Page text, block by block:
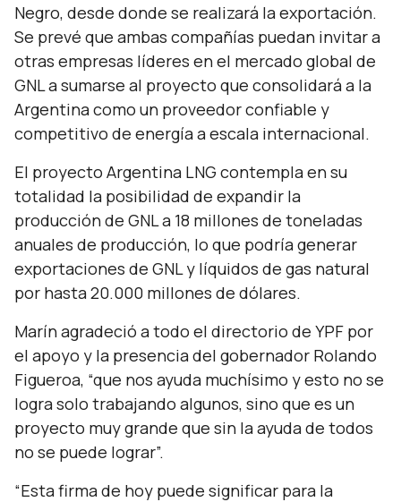
Negro, desde donde se realizará la exportación.
Se prevé que ambas compañías puedan invitar a
otras empresas líderes en el mercado global de
GNL a sumarse al proyecto que consolidará a la
Argentina como un proveedor confiable y
competitivo de energía a escala internacional.
El proyecto Argentina LNG contempla en su
totalidad la posibilidad de expandir la
producción de GNL a 18 millones de toneladas
anuales de producción, lo que podría generar
exportaciones de GNL y líquidos de gas natural
por hasta 20.000 millones de dólares.
Marín agradeció a todo el directorio de YPF por
el apoyo y la presencia del gobernador Rolando
Figueroa, “que nos ayuda muchísimo y esto no se
logra solo trabajando algunos, sino que es un
proyecto muy grande que sin la ayuda de todos
no se puede lograr”.
“Esta firma de hoy puede significar para la